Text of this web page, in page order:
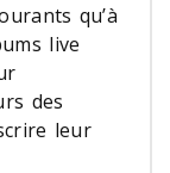
qu’à
live
des
leur